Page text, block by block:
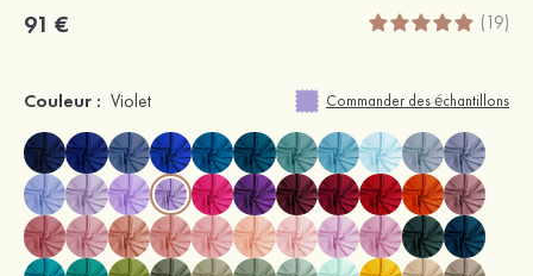
91 € (19)
Couleur : Violet Commander des échantillons